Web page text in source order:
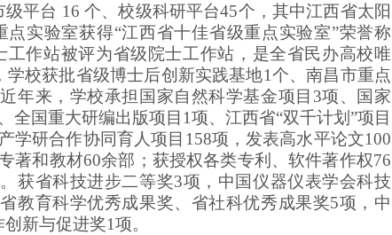
级平台 16 个、校级科研平台45个，其中江西省太阳
点实验室获得“江西省十佳省级重点实验室”荣誉称
工作站被评为省级院士工作站，是全省民办高校唯
学校获批省级博士后创新实践基地1个、南昌市重点
近年来，学校承担 国家自然科学基金项目 3项、国家
全国重大研编出版项目1项、江西省“双千计划”项目
学研合作协同育人项目158项， 发表高水平论文100
著和教材60余部；获授权各类专利、软件著作权76
。获省科技进步二等奖3项，中国仪器仪表学会科技
教育科学优秀成果奖、省社科优秀成果奖5项，中
新与促进奖1项。